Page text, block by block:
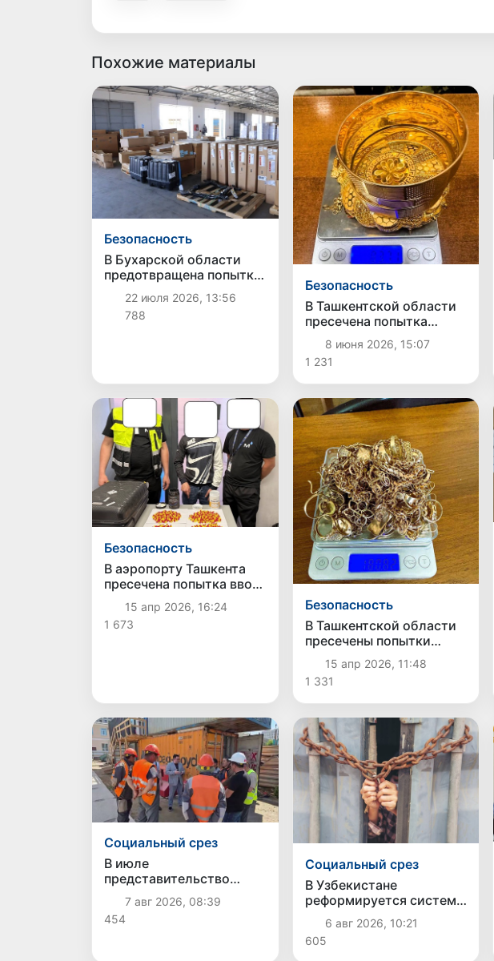
Похожие материалы
Безопасность
В Бухарской области
предотвращена попытка
незаконного ввоза
автозапчастей
стоимостью около 3,5
22 июля 2026, 13:56
788
Безопасность
В Ташкентской области
пресечена попытка
незаконного ввоза
ювелирных изделий на
85 млн сумов
8 июня 2026, 15:07
1 231
Безопасность
В аэропорту Ташкента
пресечена попытка ввоза
синтетических
наркотиков под видом
спортивных добавок
15 апр 2026, 16:24
1 673
Безопасность
В Ташкентской области
пресечены попытки
незаконного ввоза
ювелирных изделий на
сумму около 525 млн
сумов
15 апр 2026, 11:48
1 331
Социальный срез
В июле
представительство
Агентства миграции в
Москве оказало помощь
более 1,8 тысячам
7 авг 2026, 08:39
454
Социальный срез
В Узбекистане
реформируется система
выявления и поддержки
жертв торговли людьми
6 авг 2026, 10:21
605